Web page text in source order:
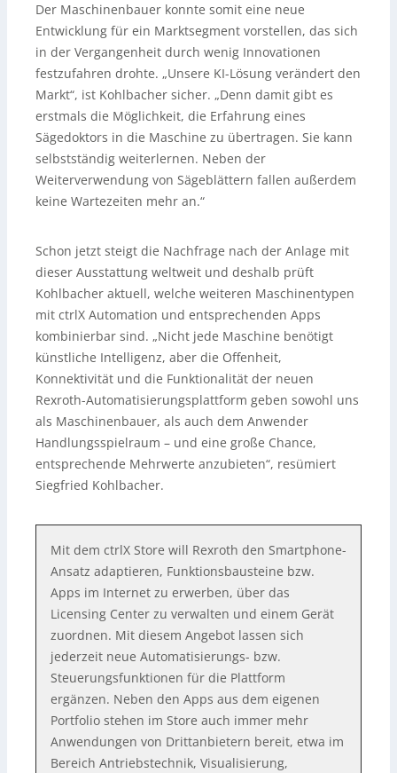
Der Maschinenbauer konnte somit eine neue
Entwicklung für ein Marktsegment vorstellen, das sich
in der Vergangenheit durch wenig Innovationen
festzufahren drohte. „Unsere KI-Lösung verändert den
Markt“, ist Kohlbacher sicher. „Denn damit gibt es
erstmals die Möglichkeit, die Erfahrung eines
Sägedoktors in die Maschine zu übertragen. Sie kann
selbstständig weiterlernen. Neben der
Weiterverwendung von Sägeblättern fallen außerdem
keine Wartezeiten mehr an.“
Schon jetzt steigt die Nachfrage nach der Anlage mit
dieser Ausstattung weltweit und deshalb prüft
Kohlbacher aktuell, welche weiteren Maschinentypen
mit ctrlX Automation und entsprechenden Apps
kombinierbar sind. „Nicht jede Maschine benötigt
künstliche Intelligenz, aber die Offenheit,
Konnektivität und die Funktionalität der neuen
Rexroth-Automatisierungsplattform geben sowohl uns
als Maschinenbauer, als auch dem Anwender
Handlungsspielraum – und eine große Chance,
entsprechende Mehrwerte anzubieten“, resümiert
Siegfried Kohlbacher.
Mit dem ctrlX Store will Rexroth den Smartphone-
Ansatz adaptieren, Funktionsbausteine bzw.
Apps im Internet zu erwerben, über das
Licensing Center zu verwalten und einem Gerät
zuordnen. Mit diesem Angebot lassen sich
jederzeit neue Automatisierungs- bzw.
Steuerungsfunktionen für die Plattform
ergänzen. Neben den Apps aus dem eigenen
Portfolio stehen im Store auch immer mehr
Anwendungen von Drittanbietern bereit, etwa im
Bereich Antriebstechnik, Visualisierung,